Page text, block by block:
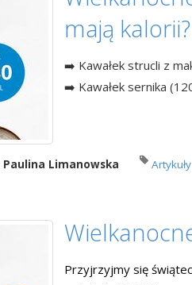
mają
➡️ Kawałek strucli z
➡️ Kawałek sernika
Paulina Limanowska Artykuły
Przyjrzyjmy się